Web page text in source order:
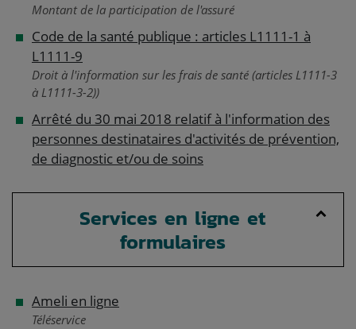
Montant de la participation de l'assuré
Code de la santé publique : articles L1111-1 à
L1111-9
Droit à l'information sur les frais de santé (articles L1111-3
à L1111-3-2))
Arrêté du 30 mai 2018 relatif à l'information des
personnes destinataires d'activités de prévention,
de diagnostic et/ou de soins
Services en ligne et
formulaires
Ameli en ligne
Téléservice